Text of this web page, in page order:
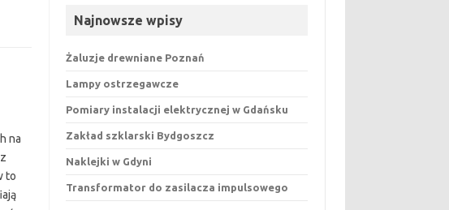
na
to
Najnowsze wpisy
Żaluzje drewniane Poznań
Lampy ostrzegawcze
Pomiary instalacji elektrycznej w Gdańsku
Zakład szklarski Bydgoszcz
Naklejki w Gdyni
Transformator do zasilacza impulsowego